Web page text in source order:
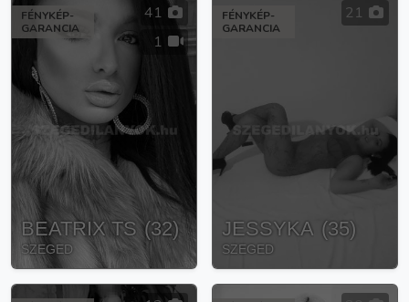
FÉNYKÉP-
GARANCIA
41
1
BEATRIX TS (32)
SZEGED
FÉNYKÉP-
GARANCIA
21
JESSYKA (35)
SZEGED